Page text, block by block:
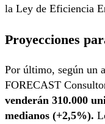
la Ley de Eficiencia
Proyecciones
Por último, según un
FORECAST
venderán 310.000
medianos (+2,5%).